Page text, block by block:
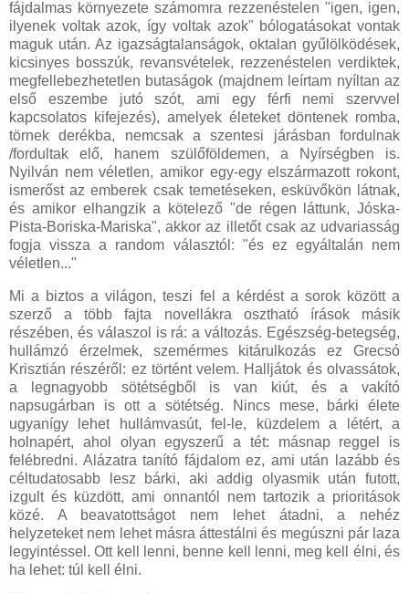
fájdalmas környezete számomra rezzenéstelen "igen, igen,
ilyenek voltak azok, így voltak azok" bólogatásokat vontak
maguk után. Az igazságtalanságok, oktalan gyűlölködések,
kicsinyes bosszúk, revansvételek, rezzenéstelen verdiktek,
megfellebezhetetlen butaságok (majdnem leírtam nyíltan az
első eszembe jutó szót, ami egy férfi nemi szervvel
kapcsolatos kifejezés), amelyek életeket döntenek romba,
törnek derékba, nemcsak a szentesi járásban fordulnak
/fordultak elő, hanem szülőföldemen, a Nyírségben is.
Nyilván nem véletlen, amikor egy-egy elszármazott rokont,
ismerőst az emberek csak temetéseken, esküvőkön látnak,
és amikor elhangzik a kötelező "de régen láttunk, Jóska-
Pista-Boriska-Mariska", akkor az illetőt csak az udvariasság
fogja vissza a random választól: "és ez egyáltalán nem
véletlen..."
Mi a biztos a világon, teszi fel a kérdést a sorok között a
szerző a több fajta novellákra osztható írások másik
részében, és válaszol is rá: a változás. Egészség-betegség,
hullámzó érzelmek, szemérmes kitárulkozás ez Grecsó
Krisztián részéről: ez történt velem. Halljátok és olvassátok,
a legnagyobb sötétségből is van kiút, és a vakító
napsugárban is ott a sötétség. Nincs mese, bárki élete
ugyanígy lehet hullámvasút, fel-le, küzdelem a létért, a
holnapért, ahol olyan egyszerű a tét: másnap reggel is
felébredni. Alázatra tanító fájdalom ez, ami után lazább és
céltudatosabb lesz bárki, aki addig olyasmik után futott,
izgult és küzdött, ami onnantól nem tartozik a prioritások
közé. A beavatottságot nem lehet átadni, a nehéz
helyzeteket nem lehet másra áttestálni és megúszni pár laza
legyintéssel. Ott kell lenni, benne kell lenni, meg kell élni, és
ha lehet: túl kell élni.